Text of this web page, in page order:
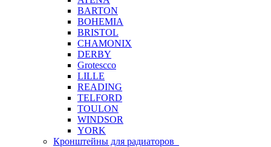
BARTON
BOHEMIA
BRISTOL
CHAMONIX
DERBY
Grotescco
LILLE
READING
TELFORD
TOULON
WINDSOR
YORK
Кронштейны для радиаторов